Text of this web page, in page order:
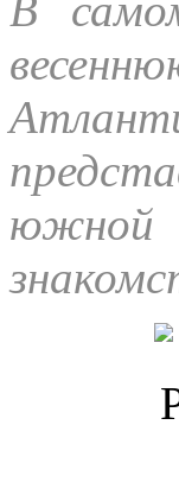
южной